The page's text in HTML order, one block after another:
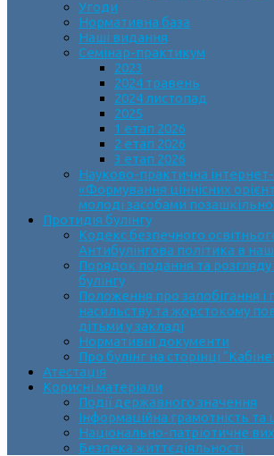
Угоди
Нормативна база
Наші видання
Семінар-практикум
2023
2024 травень
2024 листопад
2025
1 етап 2026
2 етап 2026
3 етап 2026
Науково-практична
«Формування ціннісних
молоді засобами
Протидія булінгу
Кодекс безпечного
Антибулінгова політика в
Порядок подання та
булінгу
Положення про запобігання і
насильству та жорстокому
дітьми у закладі
Нормативні документи
Про булінг на сторінці
Атестація
Корисні матеріали
Події державного значення
Інформаційна грамотність
Національно-патріотичне
Безпека життєдіяльності